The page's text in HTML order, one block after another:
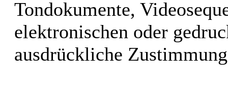
Tondokumente,
elektronischen oder
ausdrückliche